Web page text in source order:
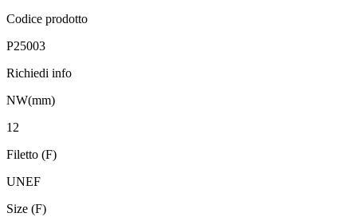
Codice prodotto
P25003
Richiedi info
NW(mm)
12
Filetto (F)
UNEF
Size (F)